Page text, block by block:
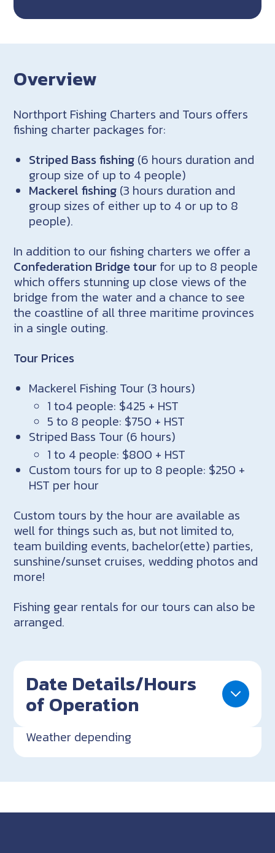
Overview
Northport Fishing Charters and Tours offers
fishing charter packages for:
Striped Bass fishing (6 hours duration and
group size of up to 4 people)
Mackerel fishing (3 hours duration and
group sizes of either up to 4 or up to 8
people).
In addition to our fishing charters we offer a
Confederation Bridge tour for up to 8 people
which offers stunning up close views of the
bridge from the water and a chance to see
the coastline of all three maritime provinces
in a single outing.
Tour Prices
Mackerel Fishing Tour (3 hours)
1 to4 people: $425 + HST
5 to 8 people: $750 + HST
Striped Bass Tour (6 hours)
1 to 4 people: $800 + HST
Custom tours for up to 8 people: $250 +
HST per hour
Custom tours by the hour are available as
well for things such as, but not limited to,
team building events, bachelor(ette) parties,
sunshine/sunset cruises, wedding photos and
more!
Fishing gear rentals for our tours can also be
arranged.
Date Details/Hours
of Operation
Weather depending